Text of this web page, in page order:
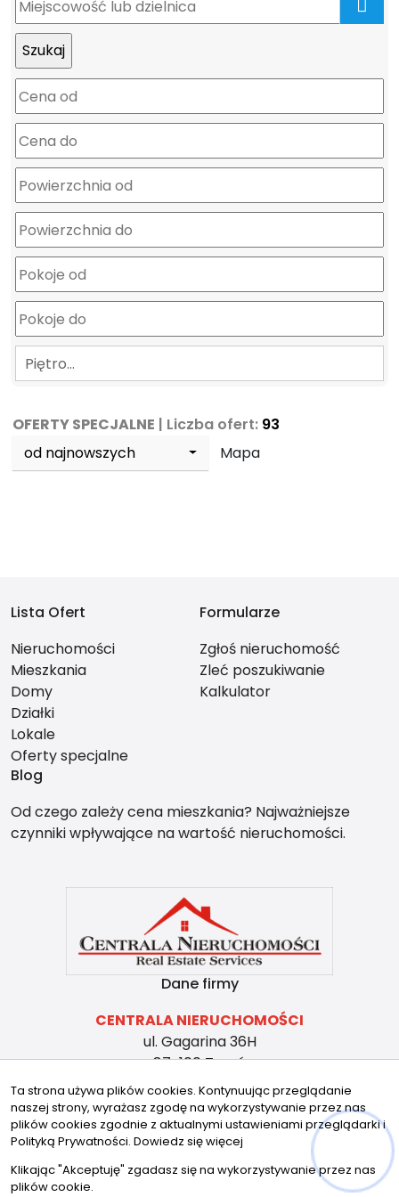
Piętro…
OFERTY SPECJALNE | Liczba ofert: 93
od najnowszych
Mapa
Lista Ofert
Nieruchomości
Mieszkania
Domy
Działki
Lokale
Oferty specjalne
Formularze
Zgłoś nieruchomość
Zleć poszukiwanie
Kalkulator
Blog
Od czego zależy cena mieszkania? Najważniejsze
czynniki wpływające na wartość nieruchomości.
Dane firmy
CENTRALA NIERUCHOMOŚCI
ul. Gagarina 36H
87-100 Toruń
(56) 307 00 00
biuro@centralanieruchomosci.pl
Znajdziesz nas tu
Ta strona używa plików cookies. Kontynuując przeglądanie
naszej strony, wyrażasz zgodę na wykorzystywanie przez nas
plików cookies zgodnie z aktualnymi ustawieniami przeglądarki i
Polityką Prywatności. Dowiedz się więcej
Klikając "Akceptuję" zgadasz się na wykorzystywanie przez nas
plików cookie.